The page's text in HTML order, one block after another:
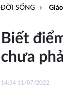
ĐỜI SỐNG
Biết
chưa
14:34 11/07/2022